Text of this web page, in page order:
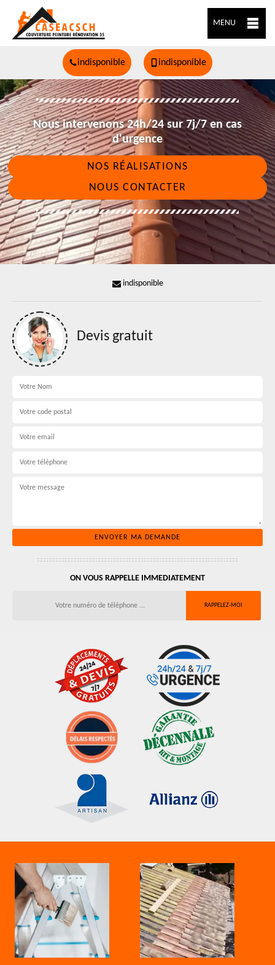
MENU
indisponible indisponible
Nous intervenons 24h/24 sur 7j/7 en cas
d'urgence
NOS RÉALISATIONS
NOUS CONTACTER
indisponible
Devis gratuit
ON VOUS RAPPELLE IMMEDIATEMENT